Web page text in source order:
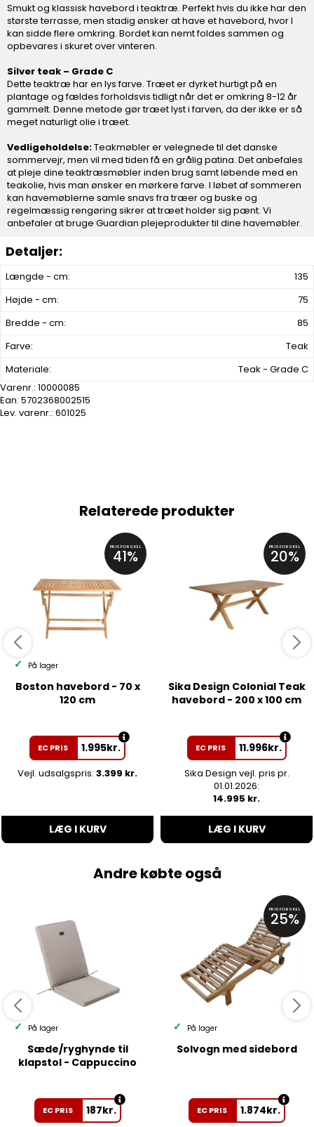
Længde - cm:
135
Højde - cm:
75
Bredde - cm:
85
Farve:
Teak
Materiale:
Teak - Grade C
Varenr.: 10000085
Ean: 5702368002515
Lev. varenr.: 601025
Smukt og klassisk havebord i teaktræ. Perfekt hvis du ikke har den
største terrasse, men stadig ønsker at have et havebord, hvor I
kan sidde flere omkring. Bordet kan nemt foldes sammen og
opbevares i skuret over vinteren.
Silver teak – Grade C
Dette teaktræ har en lys farve. Træet er dyrket hurtigt på en
plantage og fældes forholdsvis tidligt når det er omkring 8-12 år
gammelt. Denne metode gør træet lyst i farven, da der ikke er så
meget naturligt olie i træet.
Vedligeholdelse:Teakmøbler er velegnede til det danske
sommervejr, men vil med tiden få en grålig patina. Det anbefales
at pleje dine teaktræsmøbler inden brug samt løbende med en
teakolie, hvis man ønsker en mørkere farve. I løbet af sommeren
kan havemøblerne samle snavs fra træer og buske og
regelmæssig rengøring sikrer at træet holder sig pænt. Vi
anbefaler at bruge Guardian plejeprodukter til dine havemøbler.
Relaterede produkter
PRISFORSKEL
41%
På lager
Boston havebord - 70 x
120 cm
EC PRIS 1.995kr.
Vejl. udsalgspris: 3.399 kr.
LÆG I KURV
PRISFORSKEL
20%
Sika Design Colonial Teak
havebord - 200 x 100 cm
EC PRIS 11.996kr.
Sika Design vejl. pris pr.
01.01.2026:
14.995 kr.
LÆG I KURV
Andre købte også
På lager
Sæde/ryghynde til
klapstol - Cappuccino
EC PRIS 187kr.
PRISFORSKEL
25%
På lager
Solvogn med sidebord
EC PRIS 1.874kr.